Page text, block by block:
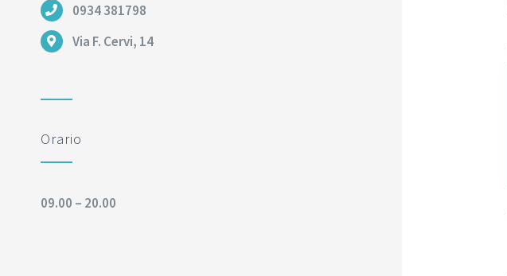
0934 381798
Via F. Cervi, 14
Orario
09.00 – 20.00